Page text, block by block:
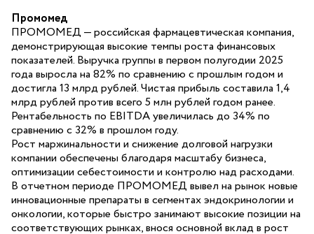
Промомед
ПРОМОМЕД — российская фармацевтическая компания,
демонстрирующая высокие темпы роста финансовых
показателей. Выручка группы в первом полугодии 2025
года выросла на 82% по сравнению с прошлым годом и
достигла 13 млрд рублей. Чистая прибыль составила 1,4
млрд рублей против всего 5 млн рублей годом ранее.
Рентабельность по EBITDA увеличилась до 34% по
сравнению с 32% в прошлом году.
Рост маржинальности и снижение долговой нагрузки
компании обеспечены благодаря масштабу бизнеса,
оптимизации себестоимости и контролю над расходами.
В отчетном периоде ПРОМОМЕД вывел на рынок новые
инновационные препараты в сегментах эндокринологии и
онкологии, которые быстро занимают высокие позиции на
соответствующих рынках, внося основной вклад в рост